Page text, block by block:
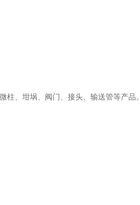
、坩埚、阀门、接头、输送管等产品。